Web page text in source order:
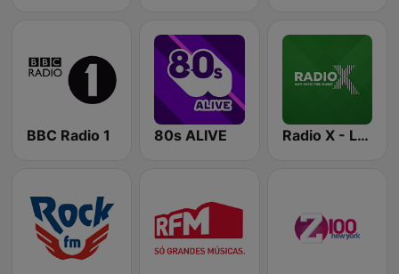
BBC Radio 1 80s ALIVE Radio X - London